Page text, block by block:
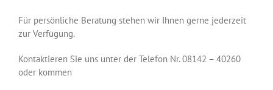
Für persönliche Beratung stehen wir Ihnen gerne jederzeit
zur Verfügung.
Kontaktieren Sie uns unter der Telefon Nr. 08142 – 40260
oder kommen